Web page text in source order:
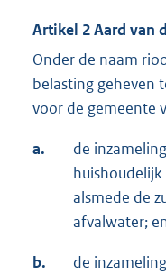
Artikel 2 Aard van
Onder de naam
belasting geheven
voor de gemeente
a.
de
alsmede de
afvalwater;
b.
de